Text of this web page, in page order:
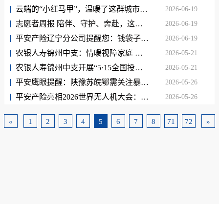
云端的“小红马甲”，温暖了这群城市奋斗者 2026-06-19
志愿者周报 陪伴、守护、奔赴，这是五月的答案 2026-06-19
平安产险辽宁分公司提醒您：钱袋子守护指南，帮您远离非法集资陷阱 2026-06-19
农银人寿锦州中支：情暖视障家庭 消保宣教护平安 2026-05-21
农银人寿锦州中支开展“5·15全国投资者保护宣传日”活动 2026-05-21
平安鹰眼提醒：陕豫苏皖鄂需关注暴雨灾害！ 2026-05-26
平安产险亮相2026世界无人机大会：深化“保险+服务+科技”模式，构建低空经济全维度保障新生态 2026-05-26
« 1 2 3 4 5 6 7 8 71 72 »